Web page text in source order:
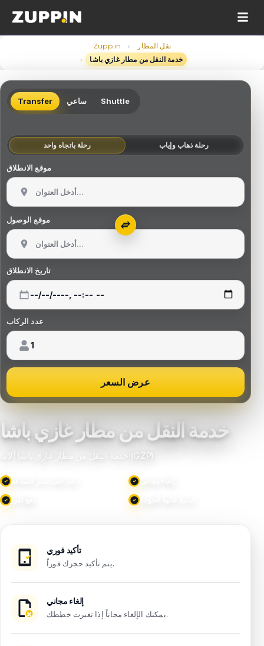
Zupp.in ›
نقل المطار
›
خدمة النقل من مطار غازي باشا
Transfer ساعي Shuttle
رحلة باتجاه واحد رحلة ذهاب وإياب
موقع الانطلاق
موقع الوصول
تاريخ الانطلاق
عدد الركاب
عرض السعر
خدمة النقل من مطار غازي باشا
خدمة النقل من مطار غازي باشا ألانيا (GZP)
تأكيد فوري
يتم تأكيد حجزك فوراً.
إلغاء مجاني
يمكنك الإلغاء مجاناً إذا تغيرت خططك.